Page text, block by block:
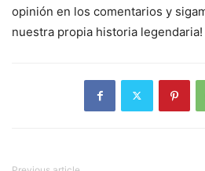
opinión en los comentarios y
nuestra propia historia legendaria!